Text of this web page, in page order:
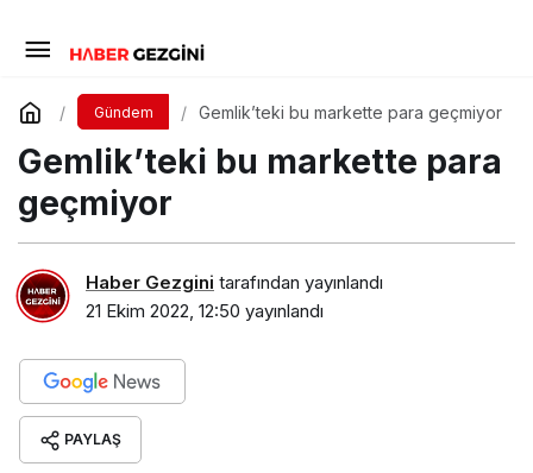
Gündem Gemlik’teki bu markette para geçmiyor
Gemlik’teki bu markette para
geçmiyor
Haber Gezgini tarafından yayınlandı
21 Ekim 2022, 12:50 yayınlandı
PAYLAŞ